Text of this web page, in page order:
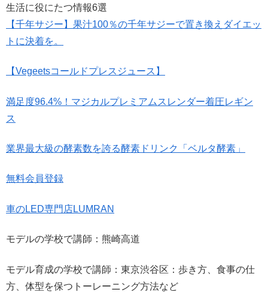
生活に役にたつ情報6選
【千年サジー】果汁100％の千年サジーで置き換えダイエッ
トに決着を。
【Vegeetsコールドプレスジュース】
満足度96.4%！マジカルプレミアムスレンダー着圧レギン
ス
業界最大級の酵素数を誇る酵素ドリンク「ベルタ酵素」
無料会員登録
車のLED専門店LUMRAN
モデルの学校で講師：熊崎高道
モデル育成の学校で講師：東京渋谷区：歩き方、食事の仕
方、体型を保つトーレーニング方法など